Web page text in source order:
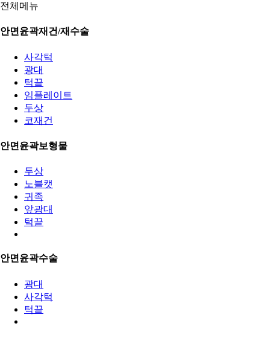
전체메뉴
안면윤곽재건/재수술
사각턱
광대
턱끝
임플레이트
두상
코재건
안면윤곽보형물
두상
노블캣
귀족
앞광대
턱끝
안면윤곽수술
광대
사각턱
턱끝